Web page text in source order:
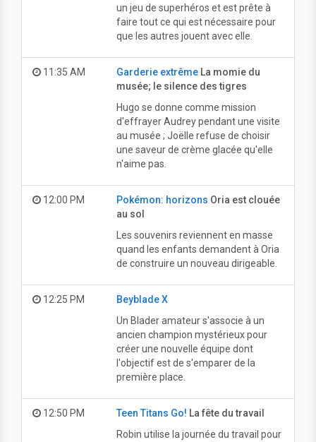
un jeu de superhéros et est prête à
faire tout ce qui est nécessaire pour
que les autres jouent avec elle.
11:35 AM Garderie extrêmeLa momie du
musée; le silence des tigres
Hugo se donne comme mission
d'effrayer Audrey pendant une visite
au musée ; Joëlle refuse de choisir
une saveur de crème glacée qu'elle
n'aime pas.
12:00 PM Pokémon: horizons Oria est clouée
au sol
Les souvenirs reviennent en masse
quand les enfants demandent à Oria
de construire un nouveau dirigeable.
12:25 PM
Beyblade X
Un Blader amateur s'associe à un
ancien champion mystérieux pour
créer une nouvelle équipe dont
l'objectif est de s'emparer de la
première place.
12:50 PM Teen Titans Go! La fête du travail
Robin utilise la journée du travail pour